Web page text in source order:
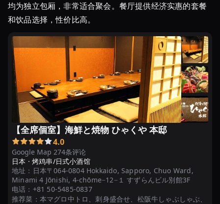
均为独立包厢，非常适合聚会。餐厅提供经济实惠的套餐
和饮品选择，性价比高。
【全席個室】海鮮と焼物 ひゃくや 本邸
Google Map 274条评论
4.0
日本 · 烤鸡串/日式小酒馆
地址： 日本〒064-0804 Hokkaido, Sapporo, Chuo Ward,
Minami 4 Jōnishi, 4-chōme−12−１ すずらんビル別館3F
电话： +81 50-5485-0837
推荐菜： 本マグロ中トロ、刺身盛合せ、松阪牛しゃぶしゃぶ、